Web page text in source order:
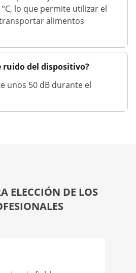
lo que permite utilizar el
alimentos
ruido del dispositivo?
unos 50 dB durante el
ELECCIÓN DE LOS